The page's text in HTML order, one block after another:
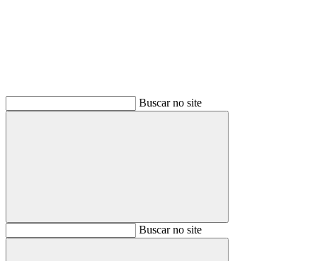
Buscar no site
BuscarBuscar no site